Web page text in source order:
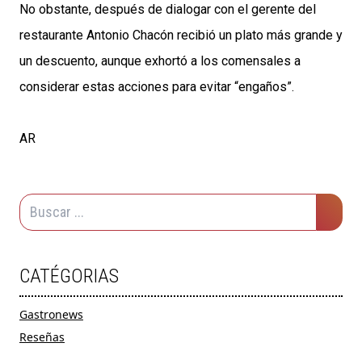
No obstante, después de dialogar con el gerente del
restaurante Antonio Chacón recibió un plato más grande y
un descuento, aunque exhortó a los comensales a
considerar estas acciones para evitar “engaños”.
AR
CATÉGORIAS
Gastronews
Reseñas